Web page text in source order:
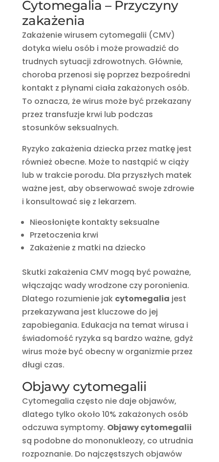
Cytomegalia – Przyczyny
zakażenia
Zakażenie wirusem cytomegalii (CMV)
dotyka wielu osób i może prowadzić do
trudnych sytuacji zdrowotnych. Głównie,
choroba przenosi się poprzez bezpośredni
kontakt z płynami ciała zakażonych osób.
To oznacza, że wirus może być przekazany
przez transfuzje krwi lub podczas
stosunków seksualnych.
Ryzyko zakażenia dziecka przez matkę jest
również obecne. Może to nastąpić w ciąży
lub w trakcie porodu. Dla przyszłych matek
ważne jest, aby obserwować swoje zdrowie
i konsultować się z lekarzem.
Nieosłonięte kontakty seksualne
Przetoczenia krwi
Zakażenie z matki na dziecko
Skutki zakażenia CMV mogą być poważne,
włączając wady wrodzone czy poronienia.
Dlatego rozumienie jak cytomegalia jest
przekazywana jest kluczowe do jej
zapobiegania. Edukacja na temat wirusa i
świadomość ryzyka są bardzo ważne, gdyż
wirus może być obecny w organizmie przez
długi czas.
Objawy cytomegalii
Cytomegalia często nie daje objawów,
dlatego tylko około 10% zakażonych osób
odczuwa symptomy. Objawy cytomegalii
są podobne do mononukleozy, co utrudnia
rozpoznanie. Do najczęstszych objawów